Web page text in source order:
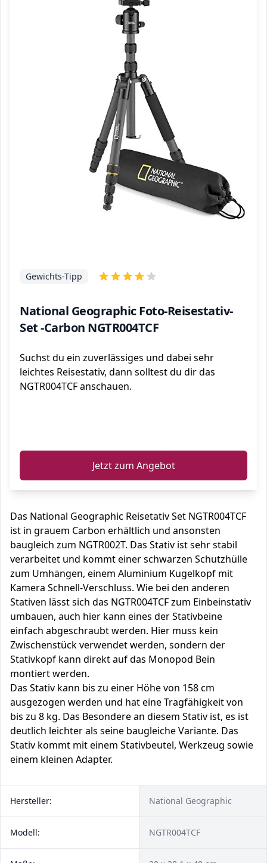
National Geographic Foto-Reisestativ-
Set -Carbon NGTR004TCF
Gewichts-Tipp
Suchst du ein zuverlässiges und dabei sehr
leichtes Reisestativ, dann solltest du dir das
NGTR004TCF anschauen.
Jetzt zum Angebot
Das National Geographic Reisetativ Set NGTR004TCF
ist in grauem Carbon erhältlich und ansonsten
baugleich zum NGTR002T. Das Stativ ist sehr stabil
verarbeitet und kommt einer schwarzen Schutzhülle
zum Umhängen, einem Aluminium Kugelkopf mit
Kamera Schnell-Verschluss. Wie bei den anderen
Stativen lässt sich das NGTR004TCF zum Einbeinstativ
umbauen, auch hier kann eines der Stativbeine
einfach abgeschraubt werden. Hier muss kein
Zwischenstück verwendet werden, sondern der
Stativkopf kann direkt auf das Monopod Bein
montiert werden.
Das Stativ kann bis zu einer Höhe von 158 cm
ausgezogen werden und hat eine Tragfähigkeit von
bis zu 8 kg. Das Besondere an diesem Stativ ist, es ist
deutlich leichter als seine baugleiche Variante. Das
Stativ kommt mit einem Stativbeutel, Werkzeug sowie
einem kleinen Adapter.
Hersteller: National Geographic
Modell: NGTR004TCF